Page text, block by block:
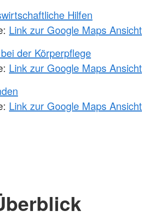
Hilfen
Link zur Google Maps Ansicht
der Körperpflege
Link zur Google Maps Ansicht
Link zur Google Maps Ansicht